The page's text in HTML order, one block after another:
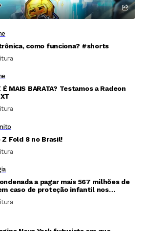
como funciona? #shorts
É MAIS BARATA? Testamos a Radeon
Z Fold 8 no Brasil!
a pagar mais 567 milhões de
caso de proteção infantil nos